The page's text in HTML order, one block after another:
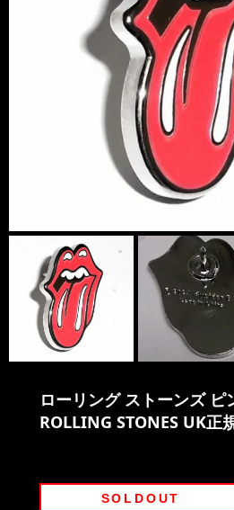
ローリング ストーンズ ピ
ROLLING STONES UK正
SOLDOUT